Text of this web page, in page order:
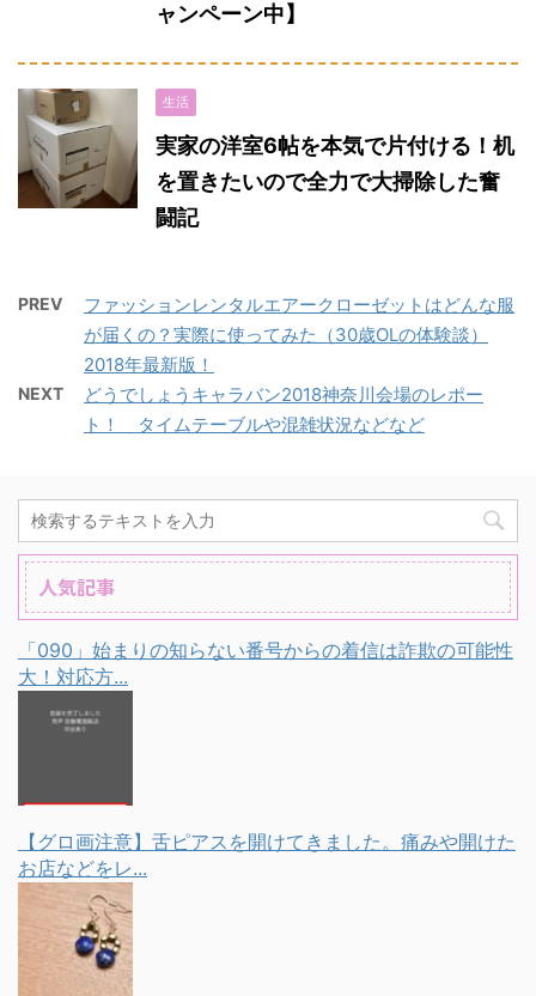
ャンペーン中】
生活
実家の洋室6帖を本気で片付ける！机
を置きたいので全力で大掃除した奮
闘記
PREV
ファッションレンタルエアークローゼットはどんな服
が届くの？実際に使ってみた（30歳OLの体験談）
2018年最新版！
NEXT
どうでしょうキャラバン2018神奈川会場のレポー
ト！ タイムテーブルや混雑状況などなど
人気記事
「090」始まりの知らない番号からの着信は詐欺の可能性
大！対応方...
【グロ画注意】舌ピアスを開けてきました。痛みや開けた
お店などをレ...